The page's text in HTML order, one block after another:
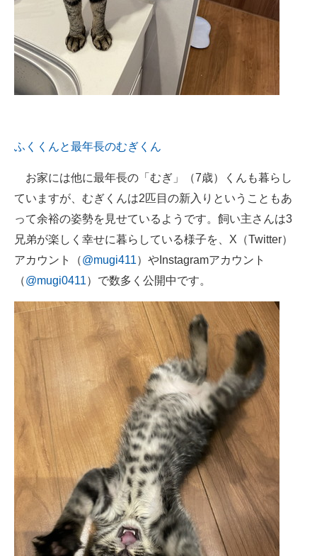
ふくくんと最年長のむぎくん
お家には他に最年長の「むぎ」（7歳）くんも暮らし
ていますが、むぎくんは2匹目の新入りということもあ
って余裕の姿勢を見せているようです。飼い主さんは3
兄弟が楽しく幸せに暮らしている様子を、X（Twitter）
アカウント（@mugi411）やInstagramアカウント
（@mugi0411）で数多く公開中です。